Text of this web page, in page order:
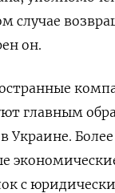
случае
он.
главным
Украине.
с